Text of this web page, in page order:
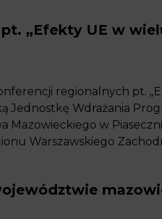
„Efekty UE w
regionalnych pt.
Jednostkę Wdrażania
Mazowieckiego w
Warszawskiego